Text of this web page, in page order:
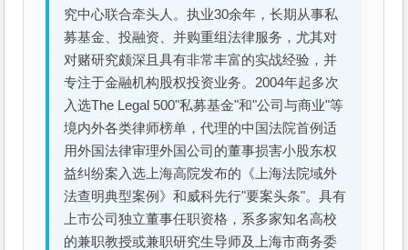
究中心联合牵头人。执业30余年，长期从事私
募基金、投融资、并购重组法律服务，尤其对
对赌研究颇深且具有非常丰富的实战经验，并
专注于金融机构股权投资业务。2004年起多次
入选The Legal 500"私募基金"和"公司与商业"等
境内外各类律师榜单，代理的中国法院首例适
用外国法律审理外国公司的董事损害小股东权
益纠纷案入选上海高院发布的《上海法院域外
法查明典型案例》和威科先行"要案头条"。具有
上市公司独立董事任职资格，系多家知名高校
的兼职教授或兼职研究生导师及上海市商务委